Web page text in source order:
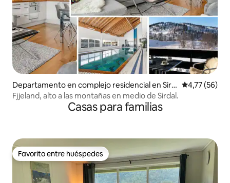
Departamento en complejo residencial en Sird
al kommune
Calificación
4,77 (56)
Fjjeland, alto a las montañas en medio de Sirdal.
Casas para familias
Favorito entre huéspedes
Favorito entre huéspedes